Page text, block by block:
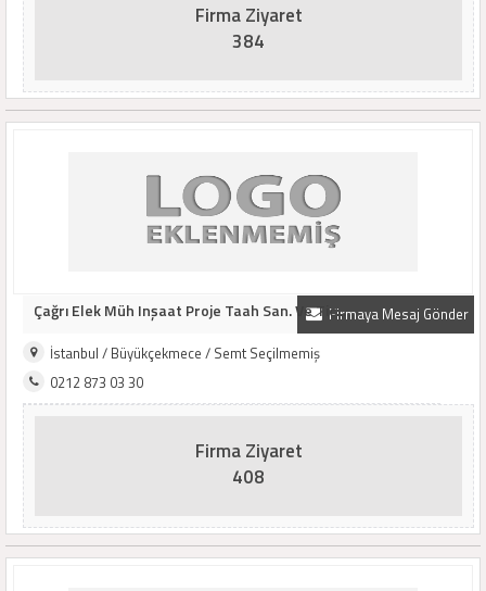
Firma Ziyaret
384
Firmaya Mesaj Gönder
Çağrı Elek Müh Inşaat Proje Taah San. Ve Tic...
İstanbul / Büyükçekmece / Semt Seçilmemiş
0212 873 03 30
Firma Ziyaret
408